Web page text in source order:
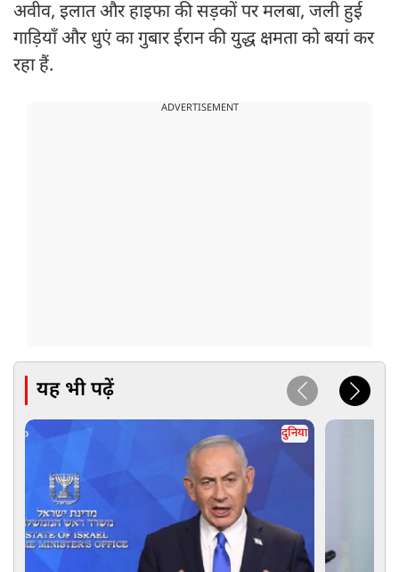
अवीव, इलात और हाइफा की सड़कों पर मलबा, जली हुई
गाड़ियाँ और धुएं का गुबार ईरान की युद्ध क्षमता को बयां कर
रहा हैं.
ADVERTISEMENT
यह भी पढ़ें
दुनिया